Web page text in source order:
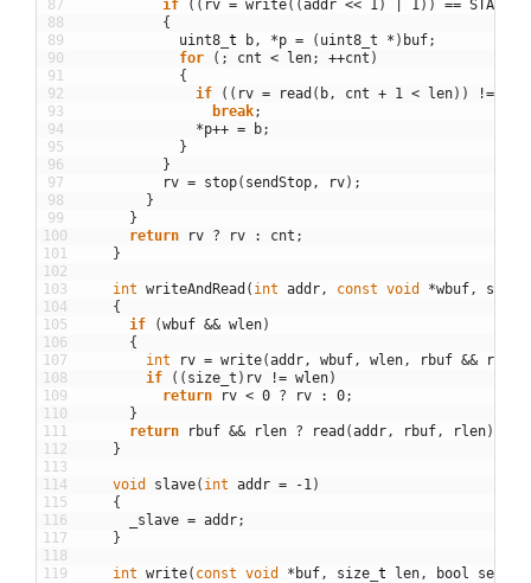
87
88
89
90
91
92
93
94
95
96
97
98
99
100
101
102
103
104
105
106
107
108
109
110
111
112
113
114
115
116
117
118
119
if ( ( rv = write( ( addr << ) ) ) ==
{
uint8 t b , *p = ( uint8_t * ) buf;
for
( ; cnt < len; ++cnt )
{
if
( ( rv = read ( b , cnt + 1 < len) ) !=
break;
*p++ = b;
}
}
rv = stop( sendStop , rv) ;
}
}
return
rv ? rv : cnt ;
}
int writeAndRead ( int addr , const void *wbuf , size
{
if
(wbuf && wlen)
{
int
rv = write(addr , wbuf , wlen , rbuf && rlen
if
( ( size_t ) rv != wlen)
return
rv < 0 ? rv : 0;
}
return
rbuf && rlen ? read (addr , rbuf , rlen)
}
void slave( int addr = -1 )
{
_slave = addr;
}
int write( const void * buf , size t len , bool